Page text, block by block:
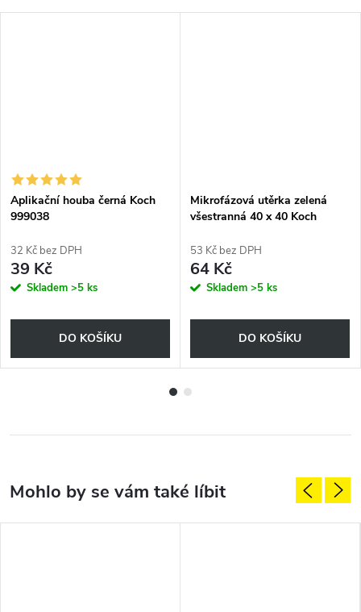
Aplikační houba černá Koch
999038
32 Kč bez DPH
39 Kč
Skladem >5 ks
DO KOŠÍKU
Mikrofázová utěrka zelená
všestranná 40 x 40 Koch
53 Kč bez DPH
64 Kč
Skladem >5 ks
DO KOŠÍKU